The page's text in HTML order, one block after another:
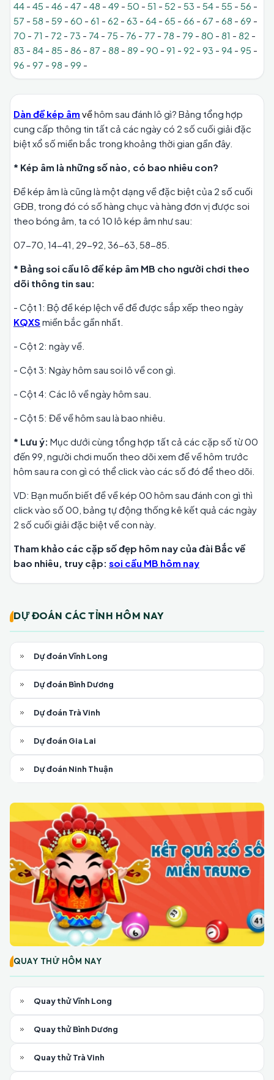
44 - 45 - 46 - 47 - 48 - 49 - 50 - 51 - 52 - 53 - 54 - 55 - 56 -
57 - 58 - 59 - 60 - 61 - 62 - 63 - 64 - 65 - 66 - 67 - 68 - 69 -
70 - 71 - 72 - 73 - 74 - 75 - 76 - 77 - 78 - 79 - 80 - 81 - 82 -
83 - 84 - 85 - 86 - 87 - 88 - 89 - 90 - 91 - 92 - 93 - 94 - 95 -
96 - 97 - 98 - 99 -
Dàn đề kép âm vềhôm sau đánh lô gì? Bảng tổng hợp
cung cấp thông tin tất cả các ngày có 2 số cuối giải đặc
biệt xổ số miền bắc trong khoảng thời gian gần đây.
* Kép âm là những số nào, có bao nhiêu con?
Đề kép âm là cũng là một dạng về đặc biệt của 2 số cuối
GĐB, trong đó có số hàng chục và hàng đơn vị được soi
theo bóng âm, ta có 10 lô kép âm như sau:
07-70, 14-41, 29-92, 36-63, 58-85.
* Bảng soi cầu lô đề kép âm MB cho người chơi theo
dõi thông tin sau:
- Cột 1: Bộ đề kép lệch về đề được sắp xếp theo ngày
KQXS miền bắc gần nhất.
- Cột 2: ngày về.
- Cột 3: Ngày hôm sau soi lô về con gì.
- Cột 4: Các lô về ngày hôm sau.
- Cột 5: Đề về hôm sau là bao nhiêu.
* Lưu ý: Mục dưới cùng tổng hợp tất cả các cặp số từ 00
đến 99, người chơi muốn theo dõi xem đề về hôm trước
hôm sau ra con gì có thể click vào các số đó để theo dõi.
VD: Bạn muốn biết đề về kép 00 hôm sau đánh con gì thì
click vào số 00, bảng tự động thống kê kết quả các ngày
2 số cuối giải đặc biệt về con này.
Tham khảo các cặp số đẹp hôm nay của đài Bắc về
bao nhiêu, truy cập: soi cầu MB hôm nay
DỰ ĐOÁN CÁC TỈNH HÔM NAY
Dự đoán Vĩnh Long
Dự đoán Bình Dương
Dự đoán Trà Vinh
Dự đoán Gia Lai
Dự đoán Ninh Thuận
QUAY THỬ HÔM NAY
Quay thử Vĩnh Long
Quay thử Bình Dương
Quay thử Trà Vinh